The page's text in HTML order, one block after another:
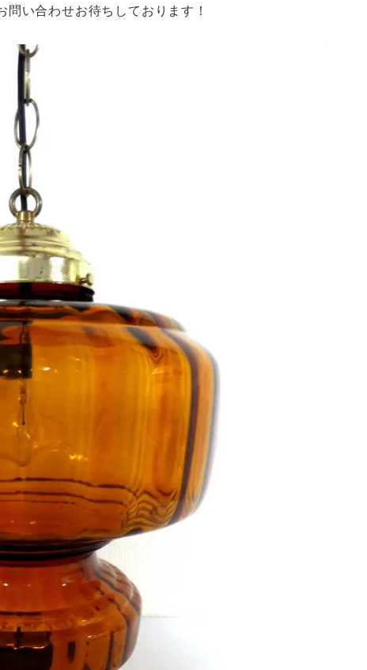
い合わせお待ちしております！